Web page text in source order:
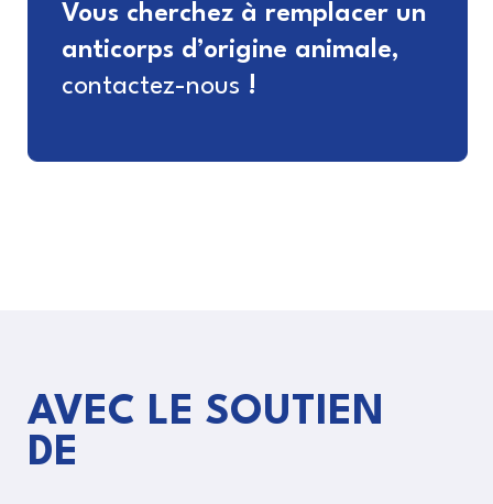
Vous cherchez à remplacer un
anticorps d’origine animale,
contactez-nous !
AVEC LE SOUTIEN
DE